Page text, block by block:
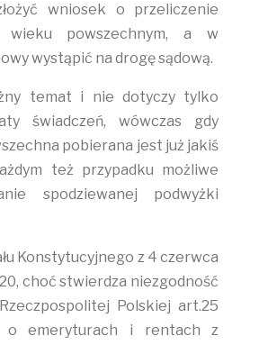
wniosek o przeliczenie
powszechnym, a w
wystąpić na drogę sądową.
temat i nie dotyczy tylko
świadczeń, wówczas gdy
pobierana jest już jakiś
też przypadku możliwe
spodziewanej podwyżki
Konstytucyjnego z 4 czerwca
choć stwierdza niezgodność
Polskiej art.25
o emeryturach i rentach z